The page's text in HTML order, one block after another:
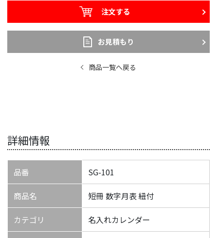
注文する
お見積もり
商品一覧へ戻る
詳細情報
品番 SG-101
商品名 短冊 数字月表 紐付
カテゴリ 名入れカレンダー